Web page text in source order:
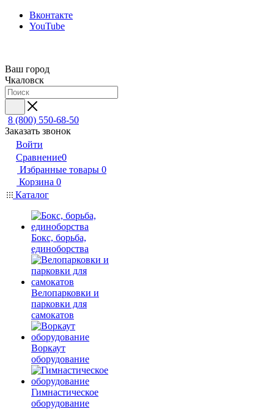
Вконтакте
YouTube
Ваш город
Чкаловск
8 (800) 550-68-50
Заказать звонок
Войти
Сравнение0
Избранные товары 0
Корзина 0
Каталог
Бокс, борьба,
единоборства
Велопарковки и
парковки для
самокатов
Воркаут
оборудование
Гимнастическое
оборудование